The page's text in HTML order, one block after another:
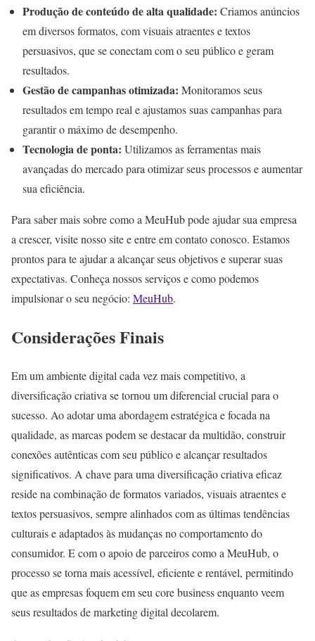
Produção de conteúdo de alta qualidade: Criamos anúncios
em diversos formatos, com visuais atraentes e textos
persuasivos, que se conectam com o seu público e geram
resultados.
Gestão de campanhas otimizada: Monitoramos seus
resultados em tempo real e ajustamos suas campanhas para
garantir o máximo de desempenho.
Tecnologia de ponta: Utilizamos as ferramentas mais
avançadas do mercado para otimizar seus processos e aumentar
sua eficiência.
Para saber mais sobre como a MeuHub pode ajudar sua empresa
a crescer, visite nosso site e entre em contato conosco. Estamos
prontos para te ajudar a alcançar seus objetivos e superar suas
expectativas. Conheça nossos serviços e como podemos
impulsionar o seu negócio: MeuHub.
Considerações Finais
Em um ambiente digital cada vez mais competitivo, a
diversificação criativa se tornou um diferencial crucial para o
sucesso. Ao adotar uma abordagem estratégica e focada na
qualidade, as marcas podem se destacar da multidão, construir
conexões autênticas com seu público e alcançar resultados
significativos. A chave para uma diversificação criativa eficaz
reside na combinação de formatos variados, visuais atraentes e
textos persuasivos, sempre alinhados com as últimas tendências
culturais e adaptados às mudanças no comportamento do
consumidor. E com o apoio de parceiros como a MeuHub, o
processo se torna mais acessível, eficiente e rentável, permitindo
que as empresas foquem em seu core business enquanto veem
seus resultados de marketing digital decolarem.